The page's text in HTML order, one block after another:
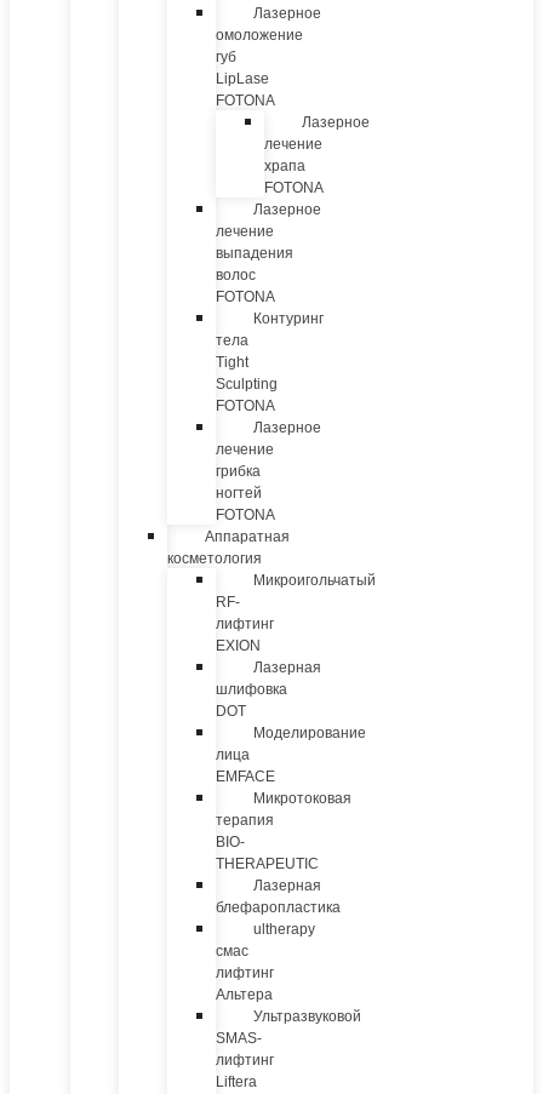
Лазерное
омоложение
губ
LipLase
FOTONA
Лазерное
лечение
храпа
FOTONA
Лазерное
лечение
выпадения
волос
FOTONA
Контуринг
тела
Tight
Sculpting
FOTONA
Лазерное
лечение
грибка
ногтей
FOTONA
Аппаратная
косметология
Микроигольчатый
RF-
лифтинг
EXION
Лазерная
шлифовка
DOT
Моделирование
лица
EMFACE
Микротоковая
терапия
BIO-
THERAPEUTIC
Лазерная
блефаропластика
ultherapy
смас
лифтинг
Альтера
Ультразвуковой
SMAS-
лифтинг
Liftera